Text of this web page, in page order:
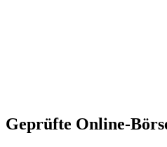
Geprüfte Online-